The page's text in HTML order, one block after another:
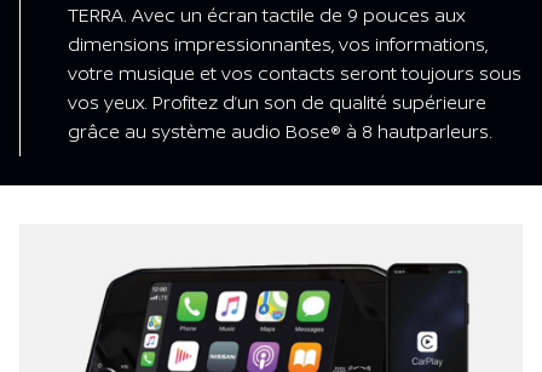
TERRA. Avec un écran tactile de 9 pouces aux
dimensions impressionnantes, vos informations,
votre musique et vos contacts seront toujours sous
vos yeux. Profitez d’un son de qualité supérieure
grâce au système audio Bose® à 8 hautparleurs.